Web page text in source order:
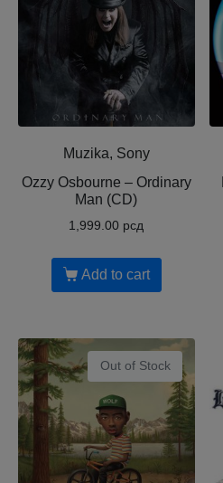
Muzika, Sony
Ozzy Osbourne ‎– Ordinary
Man (CD)
1,999.00 рсд
Add to cart
Out of Stock